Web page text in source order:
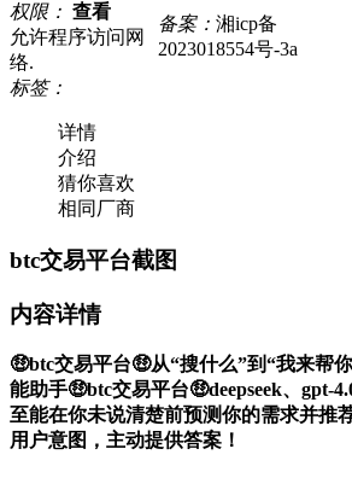
权限： 查看
允许程序访问网
络.
备案： 湘icp备
2023018554号-3a
标签：
详情
介绍
猜你喜欢
相同厂商
btc交易平台截图
内容详情
🤑btc交易平台🤑从“搜什么”到“我来帮
能助手🤑btc交易平台🤑deepseek、gpt-
至能在你未说清楚前预测你的需求并推
用户意图，主动提供答案！